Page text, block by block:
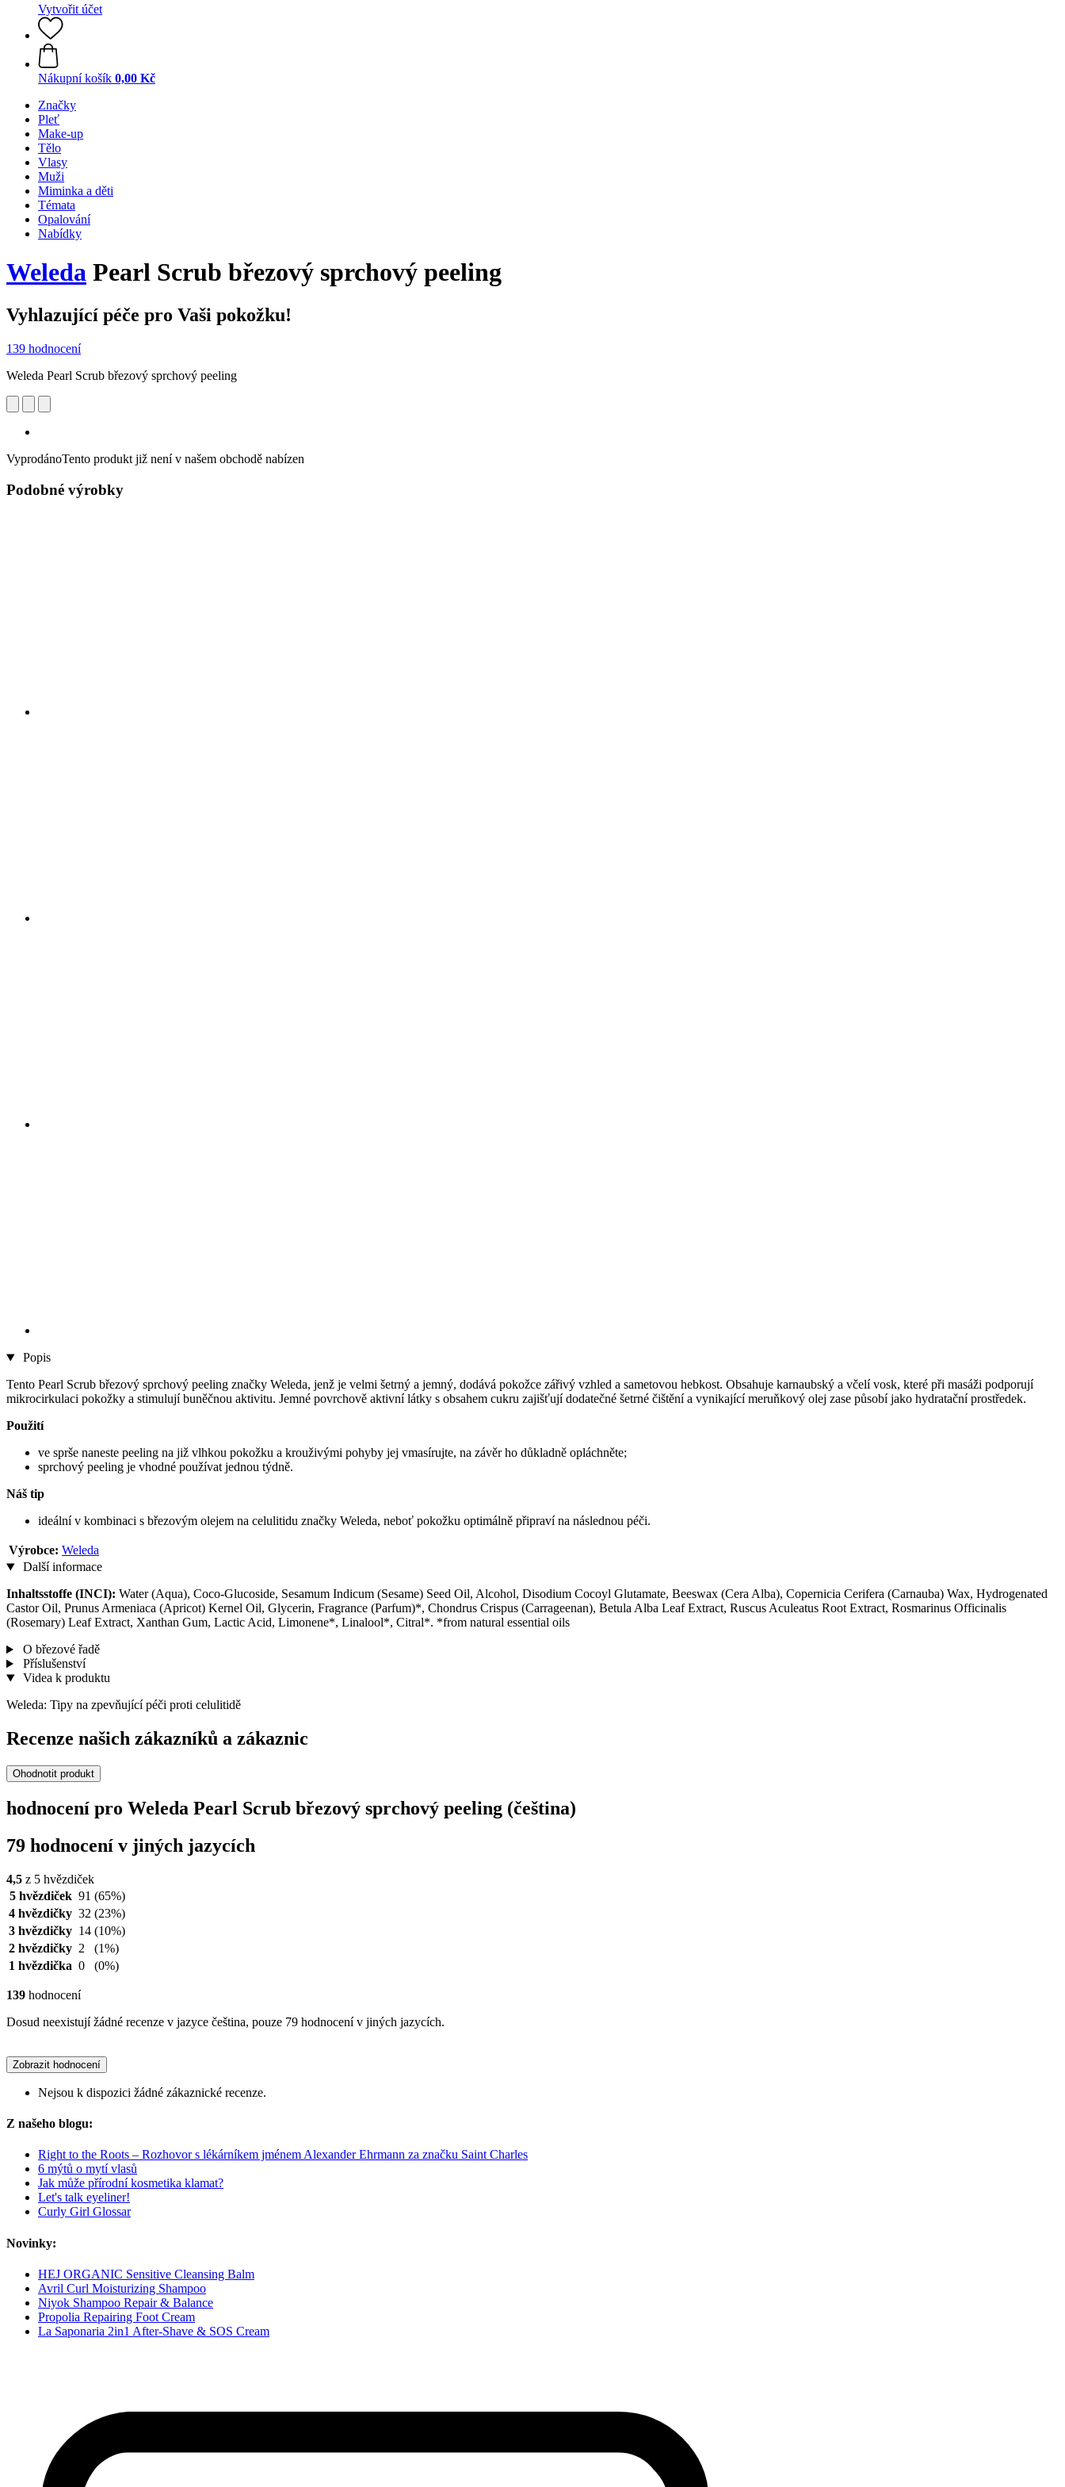
Vytvořit účet
Nákupní košík 0,00 Kč
Značky
Pleť
Make-up
Tělo
Vlasy
Muži
Miminka a děti
Témata
Opalování
Nabídky
Weleda Pearl Scrub březový sprchový peeling
Vyhlazující péče pro Vaši pokožku!
139 hodnocení
Weleda Pearl Scrub březový sprchový peeling
VyprodánoTento produkt již není v našem obchodě nabízen
Podobné výrobky
Popis
Tento Pearl Scrub březový sprchový peeling značky Weleda, jenž je velmi šetrný a jemný, dodává pokožce zářivý vzhled a sametovou hebkost. Obsahuje karnaubský a včelí vosk, které při masáži podporují
mikrocirkulaci pokožky a stimulují buněčnou aktivitu. Jemné povrchově aktivní látky s obsahem cukru zajišťují dodatečné šetrné čištění a vynikající meruňkový olej zase působí jako hydratační prostředek.
Použití
ve sprše naneste peeling na již vlhkou pokožku a krouživými pohyby jej vmasírujte, na závěr ho důkladně opláchněte;
sprchový peeling je vhodné používat jednou týdně.
Náš tip
ideální v kombinaci s březovým olejem na celulitidu značky Weleda, neboť pokožku optimálně připraví na následnou péči.
Výrobce: Weleda
Další informace
Inhaltsstoffe (INCI): Water (Aqua), Coco-Glucoside, Sesamum Indicum (Sesame) Seed Oil, Alcohol, Disodium Cocoyl Glutamate, Beeswax (Cera Alba), Copernicia Cerifera (Carnauba) Wax, Hydrogenated
Castor Oil, Prunus Armeniaca (Apricot) Kernel Oil, Glycerin, Fragrance (Parfum)*, Chondrus Crispus (Carrageenan), Betula Alba Leaf Extract, Ruscus Aculeatus Root Extract, Rosmarinus Officinalis
(Rosemary) Leaf Extract, Xanthan Gum, Lactic Acid, Limonene*, Linalool*, Citral*. *from natural essential oils
O březové řadě
Příslušenství
Videa k produktu
Weleda: Tipy na zpevňující péči proti celulitidě
Recenze našich zákazníků a zákaznic
Ohodnotit produkt
hodnocení pro Weleda Pearl Scrub březový sprchový peeling (čeština)
79 hodnocení v jiných jazycích
4,5 z 5 hvězdiček
5 hvězdiček 91 (65%)
4 hvězdičky 32 (23%)
3 hvězdičky 14 (10%)
2 hvězdičky 2
(1%)
1 hvězdička 0 (0%)
139 hodnocení
Dosud neexistují žádné recenze v jazyce čeština, pouze 79 hodnocení v jiných jazycích.
Zobrazit hodnocení
Nejsou k dispozici žádné zákaznické recenze.
Z našeho blogu:
Right to the Roots – Rozhovor s lékárníkem jménem Alexander Ehrmann za značku Saint Charles
6 mýtů o mytí vlasů
Jak může přírodní kosmetika klamat?
Let's talk eyeliner!
Curly Girl Glossar
Novinky:
HEJ ORGANIC Sensitive Cleansing Balm
Avril Curl Moisturizing Shampoo
Niyok Shampoo Repair & Balance
Propolia Repairing Foot Cream
La Saponaria 2in1 After-Shave & SOS Cream